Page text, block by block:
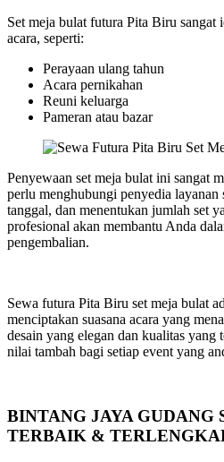
Set meja bulat futura Pita Biru sangat
acara, seperti:
Perayaan ulang tahun
Acara pernikahan
Reuni keluarga
Pameran atau bazar
Penyewaan set meja bulat ini sangat
perlu menghubungi penyedia
tanggal, dan menentukan jumlah set
profesional akan membantu Anda
pengembalian.
Sewa futura Pita Biru set meja bulat
menciptakan suasana acara yang
desain yang elegan dan kualitas yang
nilai tambah bagi setiap event yang
BINTANG JAYA GUDANG
TERBAIK &